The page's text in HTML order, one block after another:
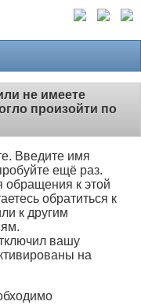
не имеете
произойти по
Введите имя
ещё раз.
обращения к этой
обратиться к
к другим
вашу
на